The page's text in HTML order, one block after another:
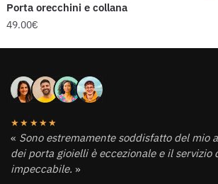
Porta orecchini e collana
49.00€
★★★★★
« Sono estremamente soddisfatto del mio
dei porta gioielli è eccezionale e il servizio
impeccabile. »